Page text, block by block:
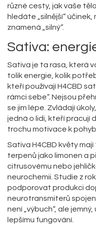
různé cesty, jak vaše
hledáte „silnější“
znamená „silný“.
Sativa:
Sativa je ta rasa, která
tolik energie, kolik
kteří používají H4CBD
rámci sebe“. Nejsou
se jim lépe. Zvládají
jedná o lidi, kteří pracují
trochu motivace k
Sativa H4CBD květy
terpenů jako limonen a
citrusovému nebo
neurochemii. Studie z
podporovat produkci
neurotransmiterů
není „výbuch“, ale
lepšímu fungování.